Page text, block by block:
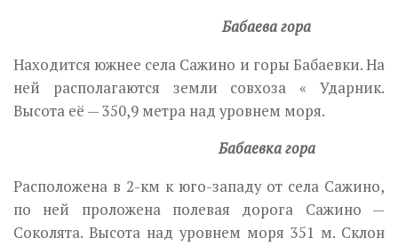
Бабаева гора
Находится южнее села Сажино и горы Бабаевки. На
ней располагаются земли совхоза « Ударник.
Высота её — 350,9 метра над уровнем моря.
Бабаевка гора
Расположена в 2-км к юго-западу от села Сажино,
по ней проложена полевая дорога Сажино —
Соколята. Высота над уровнем моря 351 м. Склон